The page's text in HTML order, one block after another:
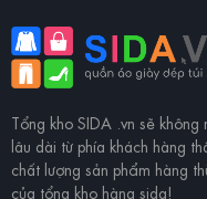
Tổng kho SIDA .vn sẽ không
lâu dài từ phía khách hàng
chất lượng sản phẩm hàng
của tổng kho hàng sida!